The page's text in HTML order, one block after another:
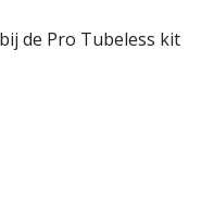
de Pro Tubeless kit